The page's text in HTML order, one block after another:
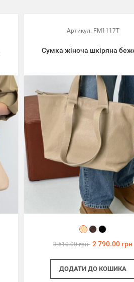
Артикул: FM1117T
Сумка жіноча шкіряна
3 510.00 грн 2 790.00 грн
ДОДАТИ ДО КОШИКА